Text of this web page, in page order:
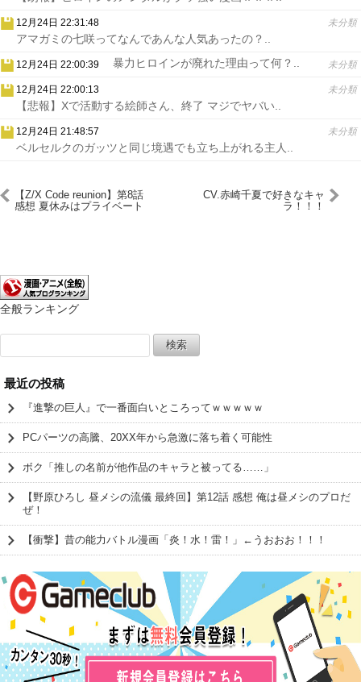
12月24日 22:31:48 未分類
アマガミの七咲ってなんであんな人気あったの？..
12月24日 22:00:39 未分類
暴力ヒロインが廃れた理由って何？..
12月24日 22:00:13 未分類
【悲報】Xで活動する絵師さん、終了 マジでヤバい..
12月24日 21:48:57 未分類
ベルセルクのガッツと同じ境遇でも立ち上がれる主人..
【Z/X Code reunion】第8話
感想 夏休みはプライベート
CV.赤崎千夏で好きなキャ
ラ！！！
全般ランキング
索:
最近の投稿
『進撃の巨人』で一番面白いところってｗｗｗｗｗ
PCパーツの高騰、20XX年から急激に落ち着く可能性
ボク「推しの名前が他作品のキャラと被ってる……」
【野原ひろし 昼メシの流儀 最終回】第12話 感想 俺は昼メシのプロだ
ぜ！
【衝撃】昔の能力バトル漫画「炎！水！雷！」←うおおお！！！